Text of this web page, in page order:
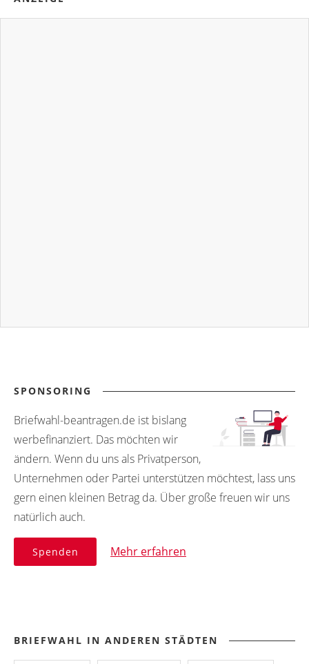
SPONSORING
Briefwahl-beantragen.de ist bislang
werbefinanziert. Das möchten wir
ändern. Wenn du uns als Privatperson,
Unternehmen oder Partei unterstützen möchtest, lass uns
gern einen kleinen Betrag da. Über große freuen wir uns
natürlich auch.
Spenden Mehr erfahren
BRIEFWAHL IN ANDEREN STÄDTEN